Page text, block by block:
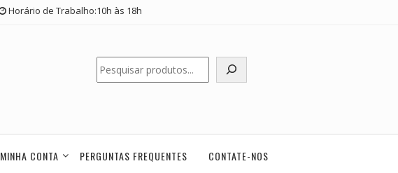
Horário de Trabalho:10h às 18h
Pesquisar
MINHA CONTA PERGUNTAS FREQUENTES CONTATE-NOS